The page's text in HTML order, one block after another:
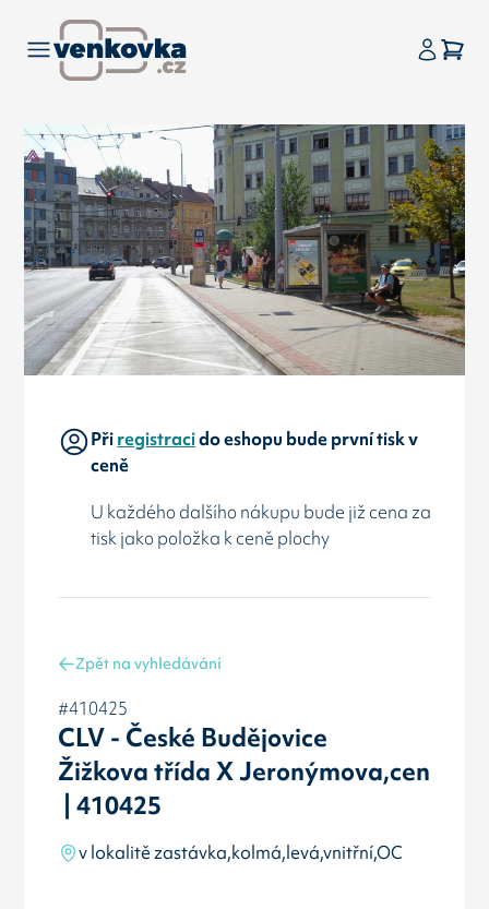
Přiregistracido eshopu bude první tisk v
ceně
U každého dalšího nákupu bude již cena za
tisk jako položka k ceně plochy
Zpět na vyhledávání
#410425
CLV - České Budějovice
Žižkova třída X Jeronýmova,cen
| 410425
v lokalitě zastávka,kolmá,levá,vnitřní,OC